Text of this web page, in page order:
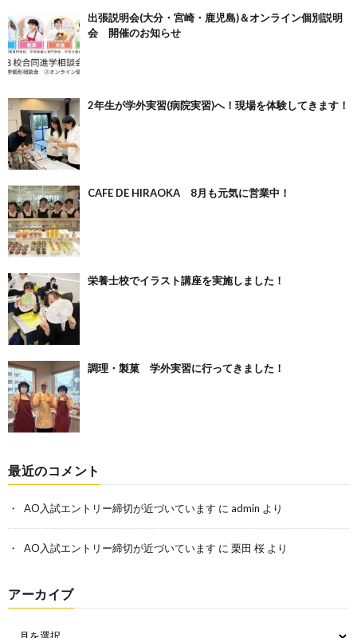
出張説明会(大分・宮崎・鹿児島)＆オンライン個別説明
会 開催のお知らせ
2年生が学外実習(病院実習)へ！現場を体験してきます！
CAFE DE HIRAOKA 8月も元気に営業中！
栄養士校でイラスト講座を実施しました！
調理・製菓 学外実習に行ってきました！
最近のコメント
AO入試エントリー締切が近づいています に admin より
AO入試エントリー締切が近づいています に 栗田 桜 より
アーカイブ